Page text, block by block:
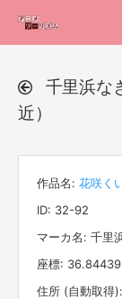
千里浜な
近）
作品名: 花咲く
ID: 32-92
マーカ名: 千里
座標:
住所 (自動取得